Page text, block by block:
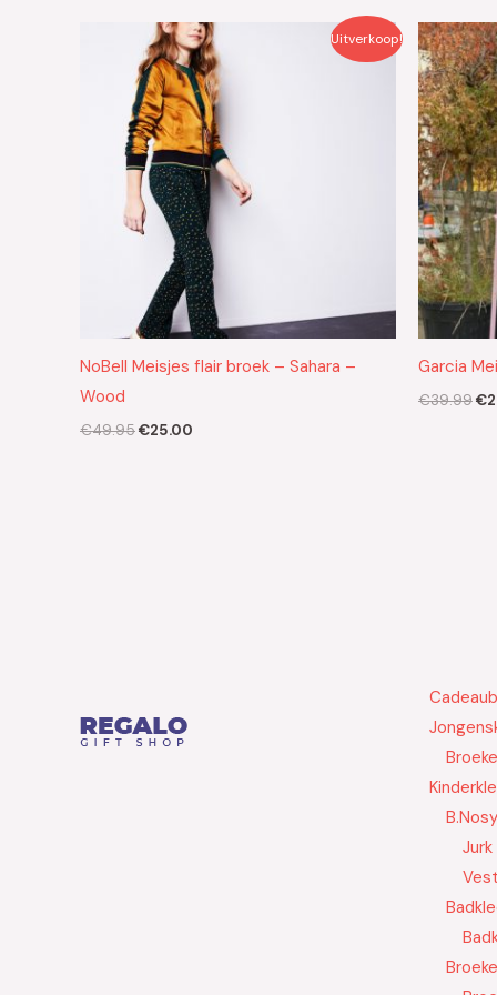
Uitverkoop!
NoBell Meisjes flair broek – Sahara –
Wood
€49.95
Oorspronkelijke
prijs
was:
€49.95.
€25.00
Huidige
prijs
is:
€25.00.
Garcia
€39.99€
B.Nosy
Jurk
Vest